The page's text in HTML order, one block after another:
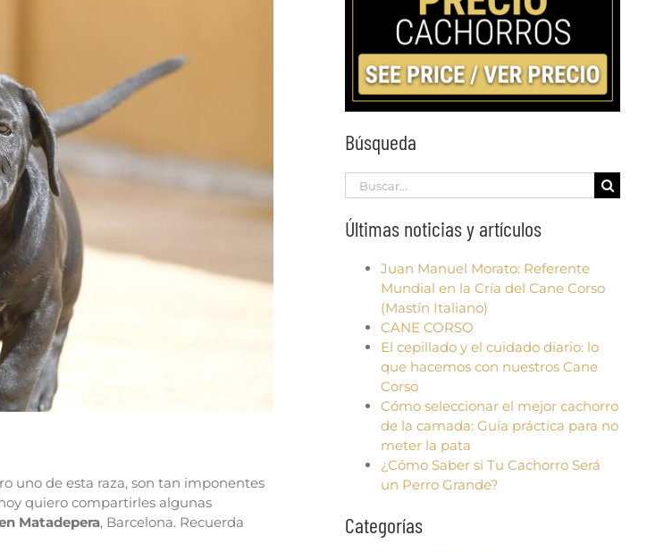
uno de esta raza, son tan imponentes
quiero compartirles algunas
Matadepera, Barcelona. Recuerda
Búsqueda
Search
for:
Últimas noticias y artículos
Juan Manuel Morato: Referente
Mundial en la Cría del Cane Corso
(Mastín Italiano)
CANE CORSO
El cepillado y el cuidado diario: lo
que hacemos con nuestros Cane
Corso
Cómo seleccionar el mejor cachorro
de la camada: Guía práctica para no
meter la pata
¿Cómo Saber si Tu Cachorro Será
un Perro Grande?
Categorías